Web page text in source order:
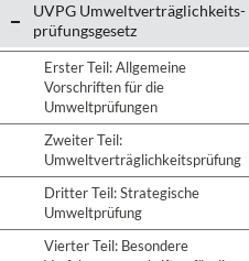
UVPG Umweltverträglich­keits­
prüfungs­gesetz
Erster Teil: Allgemeine
Vorschriften für die
Umweltprüfungen
Zweiter Teil:
Umweltverträglichkeitsprüfung
Dritter Teil: Strategische
Umweltprüfung
Vierter Teil: Besondere